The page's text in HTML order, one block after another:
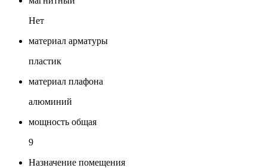
Нет
материал арматуры
пластик
материал плафона
алюминий
мощность общая
9
Назначение помещения